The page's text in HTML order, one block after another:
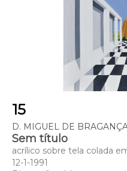
15
D. MIGUEL DE
Sem título
acrílico sobre tela colada
12-1-1991